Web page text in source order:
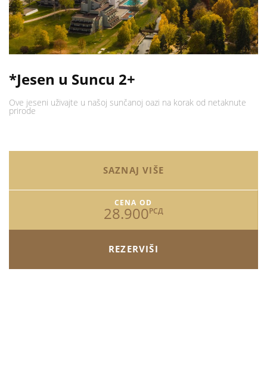
*Jesen u Suncu 2+
Ove jeseni uživajte u našoj sunčanoj oazi na korak od netaknute
prirode
SAZNAJ VIŠE
CENA OD
28.900РСД
REZERVIŠI